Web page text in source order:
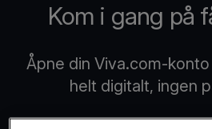
Kom i gang på
Åpne din Viva.com-
helt digitalt, ingen